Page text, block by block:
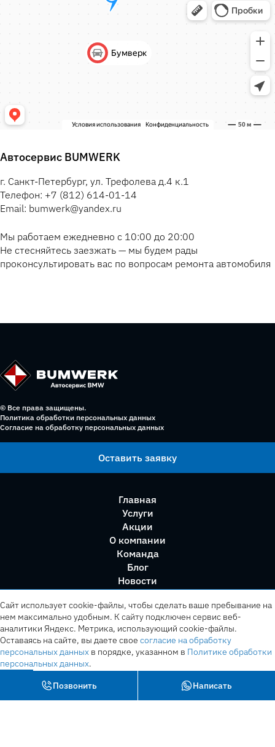
Автосервис BUMWERK
г. Санкт-Петербург, ул. Трефолева д.4 к.1
Телефон: +7 (812) 614-01-14
Email: bumwerk@yandex.ru
Мы работаем ежедневно с 10:00 до 20:00
Не стесняйтесь заезжать — мы будем рады
проконсультировать вас по вопросам ремонта автомобиля
© Все права защищены.
Политика обработки персональных данных
Согласие на обработку персональных данных
Оставить заявку
Главная
Услуги
Акции
О компании
Команда
Блог
Новости
Позвонить Написать
Сайт использует cookie-файлы, чтобы сделать ваше пребывание на
нем максимально удобным. К cайту подключен сервис веб-
аналитики Яндекс. Метрика, использующий cookie-файлы.
Оставаясь на сайте, вы даете свое согласие на обработку
персональных данных в порядке, указанном в Политике обработки
персональных данных.